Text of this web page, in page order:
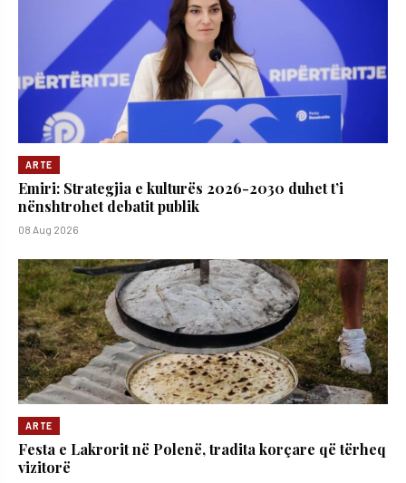
ARTE
Emiri: Strategjia e kulturës 2026-2030 duhet t’i
nënshtrohet debatit publik
08 Aug 2026
ARTE
Festa e Lakrorit në Polenë, tradita korçare që tërheq
vizitorë